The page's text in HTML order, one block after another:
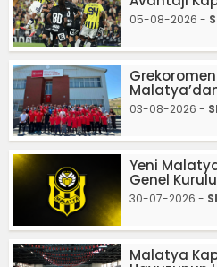
05-08-2026 -
Grekoromen
03-08-2026 -
Yeni
Genel
30-07-2026 -
Malatya